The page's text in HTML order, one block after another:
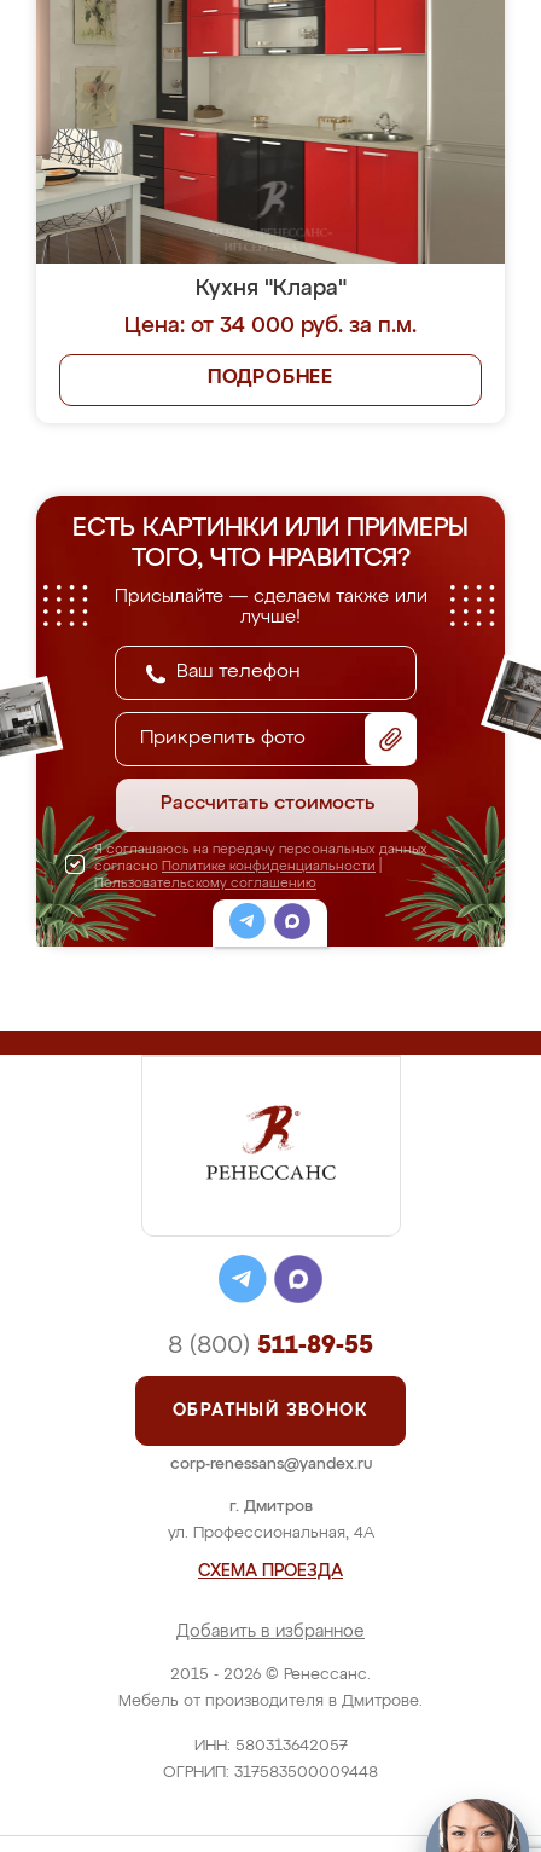
Кухня "Клара"
Цена: от 34 000 руб. за п.м.
ПОДРОБНЕЕ
ЕСТЬ КАРТИНКИ ИЛИ ПРИМЕРЫ
ТОГО, ЧТО НРАВИТСЯ?
Присылайте — сделаем также или
лучше!
Прикрепить фото
Рассчитать стоимость
Я соглашаюсь на передачу персональных данных
согласно Политике конфиденциальности
Пользовательскому соглашению
2015 - 2026 © Ренессанс.
Мебель от производителя в Дмитрове.
ИНН: 580313642057
ОГРНИП: 317583500009448
г. Дмитров
ул. Профессиональная, 4А
СХЕМА ПРОЕЗДА
Добавить в избранное
8 (800) 511-89-55
ОБРАТНЫЙ ЗВОНОК
corp-renessans@yandex.ru